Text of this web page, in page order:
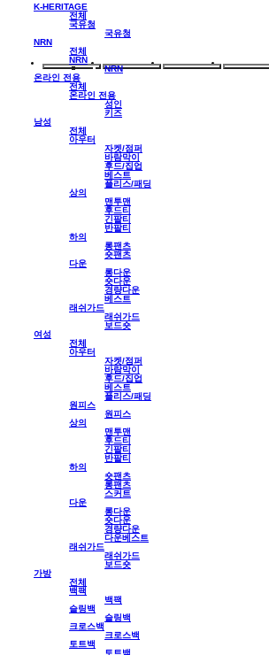
K-HERITAGE
전체
국유청
국유청
NRN
전체
NRN
NRN
온라인 전용
전체
온라인 전용
성인
키즈
남성
전체
아우터
자켓/점퍼
바람막이
후드/집업
베스트
플리스/패딩
상의
맨투맨
후드티
긴팔티
반팔티
하의
롱팬츠
숏팬츠
다운
롱다운
숏다운
경량다운
베스트
래쉬가드
래쉬가드
보드숏
여성
전체
아우터
자켓/점퍼
바람막이
후드/집업
베스트
플리스/패딩
원피스
원피스
상의
맨투맨
후드티
긴팔티
반팔티
하의
숏팬츠
롱팬츠
스커트
다운
롱다운
숏다운
경량다운
다운베스트
래쉬가드
래쉬가드
보드숏
가방
전체
백팩
백팩
슬링백
슬링백
크로스백
크로스백
토트백
토트백